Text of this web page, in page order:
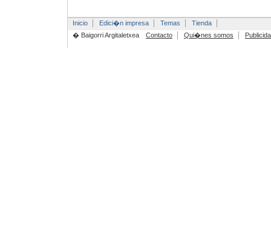
Inicio Edici�n impresa Temas
Tienda
� Baigorri Argitaletxea
Contacto Qui�nes somos